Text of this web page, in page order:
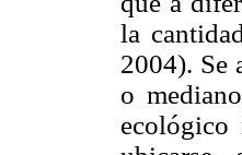
la
2004). Se
o
ecológico